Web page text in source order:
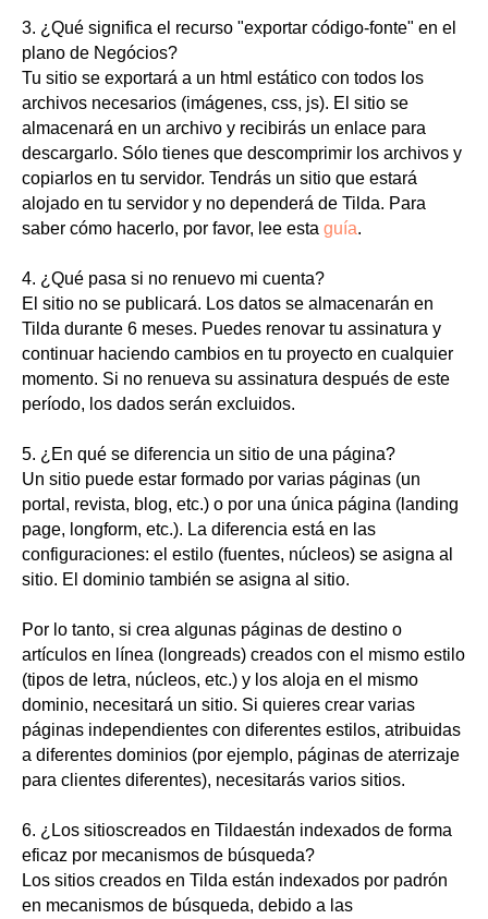
3. ¿Qué significa el recurso "exportar código-fonte" en el
plano de Negócios?
Tu sitio se exportará a un html estático con todos los
archivos necesarios (imágenes, css, js). El sitio se
almacenará en un archivo y recibirás un enlace para
descargarlo. Sólo tienes que descomprimir los archivos y
copiarlos en tu servidor. Tendrás un sitio que estará
alojado en tu servidor y no dependerá de Tilda. Para
saber cómo hacerlo, por favor, lee esta guía.
4. ¿Qué pasa si no renuevo mi cuenta?
El sitio no se publicará. Los datos se almacenarán en
Tilda durante 6 meses. Puedes renovar tu assinatura y
continuar haciendo cambios en tu proyecto en cualquier
momento. Si no renueva su assinatura después de este
período, los dados serán excluidos.
5. ¿En qué se diferencia un sitio de una página?
Un sitio puede estar formado por varias páginas (un
portal, revista, blog, etc.) o por una única página (landing
page, longform, etc.). La diferencia está en las
configuraciones: el estilo (fuentes, núcleos) se asigna al
sitio. El dominio también se asigna al sitio.
Por lo tanto, si crea algunas páginas de destino o
artículos en línea (longreads) creados con el mismo estilo
(tipos de letra, núcleos, etc.) y los aloja en el mismo
dominio, necesitará un sitio. Si quieres crear varias
páginas independientes con diferentes estilos, atribuidas
a diferentes dominios (por ejemplo, páginas de aterrizaje
para clientes diferentes), necesitarás varios sitios.
6. ¿Los sitioscreados en Tildaestán indexados de forma
eficaz por mecanismos de búsqueda?
Los sitios creados en Tilda están indexados por padrón
en mecanismos de búsqueda, debido a las